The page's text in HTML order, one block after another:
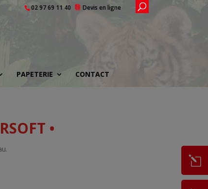
02 97 69 11 40 Devis en ligne
PAPETERIE CONTACT
•